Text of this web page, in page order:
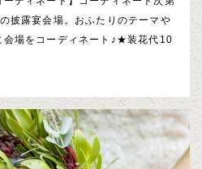
披露宴会場。おふたりのテーマや
会場をコーディネート♪★装花代10